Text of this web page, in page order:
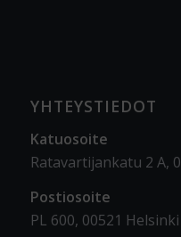
YHTEYSTIEDOT
Katuosoite
Ratavartijankatu 2 A,
Postiosoite
PL 600, 00521 Helsinki